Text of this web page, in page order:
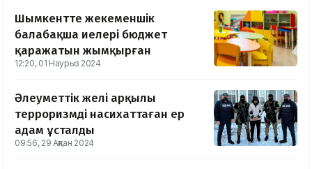
Шымкентте жекеменшік
балабақша иелері бюджет
қаражатын жымқырған
12:20, 01 Наурыз 2024
Әлеуметтік желі арқылы
терроризмді насихаттаған ер
адам ұсталды
09:56, 29 Ақпан 2024